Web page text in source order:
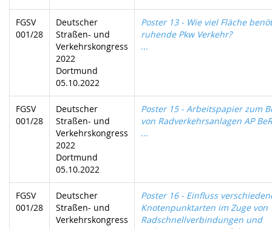
FGSV
001/28
Deutscher
Straßen- und
Verkehrskongress
2022
Dortmund
05.10.2022
Poster 13 - Wie viel Fläche
ruhende Pkw Verkehr?
...
FGSV
001/28
Deutscher
Straßen- und
Verkehrskongress
2022
Dortmund
05.10.2022
Poster 15 - Arbeitspapier zum
von Radverkehrsanlagen AP
...
FGSV
001/28
Deutscher
Straßen- und
Verkehrskongress
Poster 16 - Einfluss
Knotenpunktarten im Zuge von
Radschnellverbindungen und